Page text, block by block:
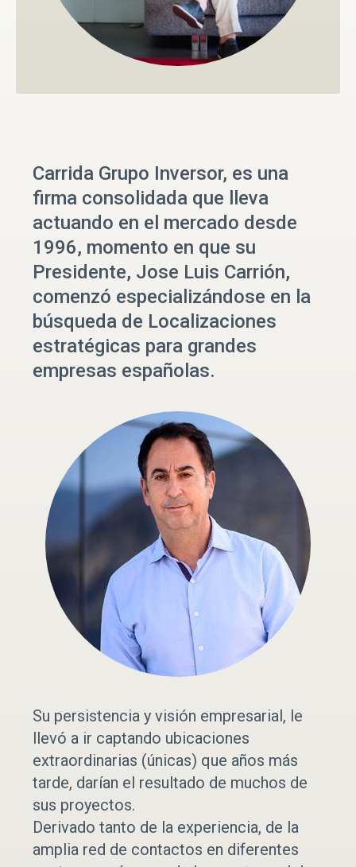
Carrida Grupo Inversor, es una
firma consolidada que lleva
actuando en el mercado desde
1996, momento en que su
Presidente, Jose Luis Carrión,
comenzó especializándose en la
búsqueda de Localizaciones
estratégicas para grandes
empresas españolas.
Su persistencia y visión empresarial, le
llevó a ir captando ubicaciones
extraordinarias (únicas) que años más
tarde, darían el resultado de muchos de
sus proyectos.
Derivado tanto de la experiencia, de la
amplia red de contactos en diferentes